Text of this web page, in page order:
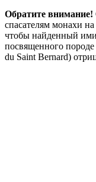
Обратите внимание!
спасателям монахи
чтобы найденный ими
посвященного
du Saint Bernard)